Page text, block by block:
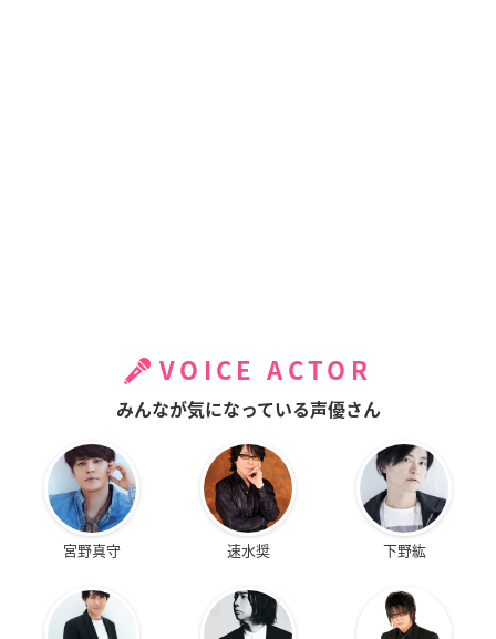
VOICE ACTOR
みんなが気になっている声優さん
宮野真守 速水奨 下野紘